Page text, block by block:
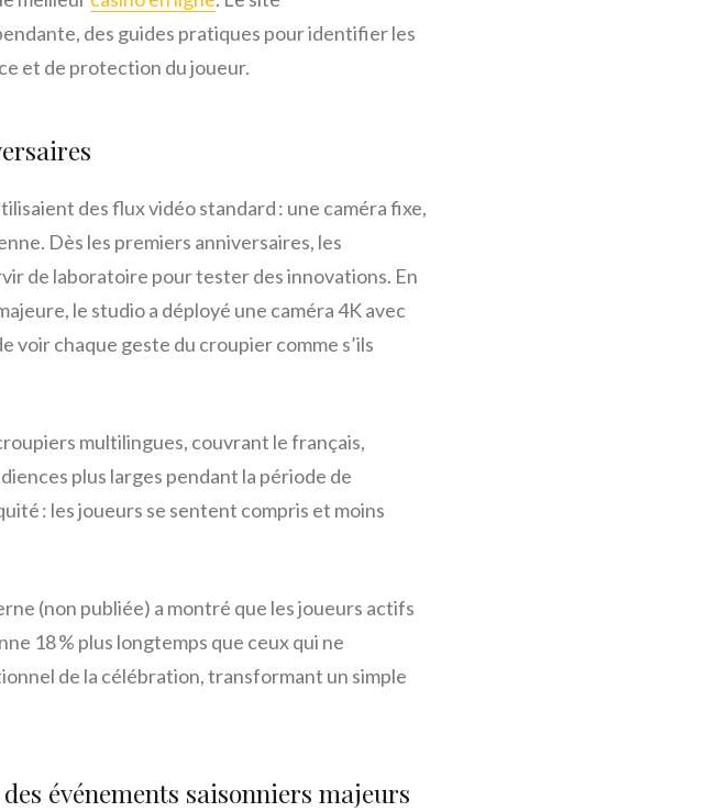
des guides pratiques pour identifier les
et de protection du joueur.
des flux vidéo standard : une caméra fixe,
Dès les premiers anniversaires, les
de laboratoire pour tester des innovations. En
le studio a déployé une caméra 4K avec
voir chaque geste du croupier comme s’ils
multilingues, couvrant le français,
plus larges pendant la période de
: les joueurs se sentent compris et moins
(non publiée) a montré que les joueurs actifs
18 % plus longtemps que ceux qui ne
de la célébration, transformant un simple
événements saisonniers majeurs